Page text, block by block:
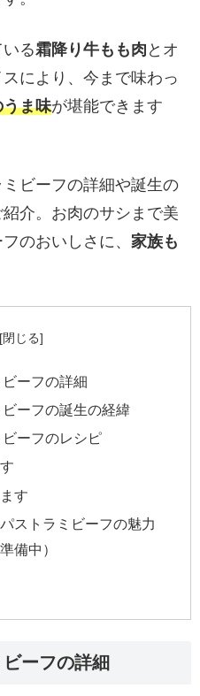
る霜降り牛もも肉 とオ
により、今まで味わっ
ま味が堪能できます
ビーフの詳細や誕生の
介。お肉のサシまで美
のおいしさに、 家族も
ーフの詳細
ーフの誕生の経緯
ーフのレシピ
す
ストラミビーフの魅力
備中）
ーフの詳細